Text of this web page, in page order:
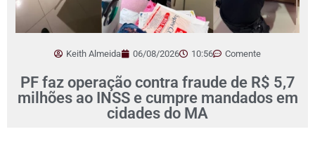
Keith Almeida 06/08/2026 10:56 Comente
PF faz operação contra fraude de R$ 5,7
milhões ao INSS e cumpre mandados em
cidades do MA